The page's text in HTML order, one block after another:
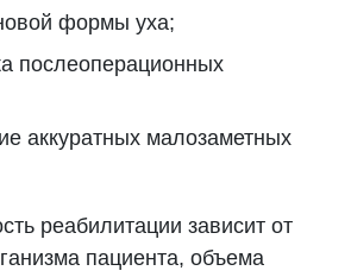
формы уха;
послеоперационных
аккуратных малозаметных
реабилитации зависит от
пациента, объема